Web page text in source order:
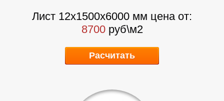
Лист 12х1500х6000 мм цена от:
8700руб\м2
Расчитать